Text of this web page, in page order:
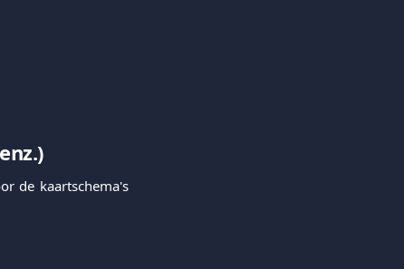
de kaartschema's